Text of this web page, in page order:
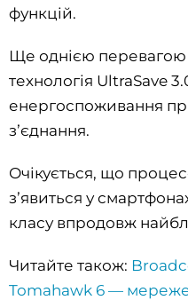
функцій.
Ще однією перевагою
технологія UltraSave
енергоспоживання
зʼєднання.
Очікується, що
зʼявиться у
класу впродовж
Читайте також:
Tomahawk 6 —